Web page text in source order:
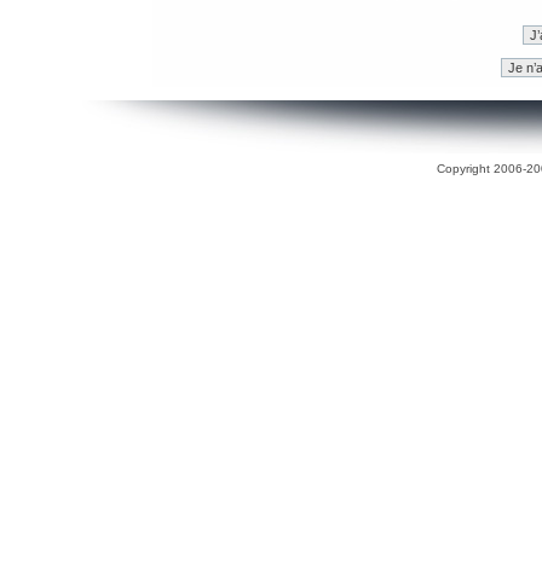
Copyright 2006-